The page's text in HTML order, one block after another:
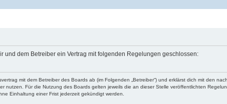
und dem Betreiber ein Vertrag mit folgenden Regelungen geschlossen:
mit dem Betreiber des Boards ab (im Folgenden „Betreiber“) und erklärst dich mit den
Für die Nutzung des Boards gelten jeweils die an dieser Stelle veröffentlichten
Einhaltung einer Frist jederzeit gekündigt werden.